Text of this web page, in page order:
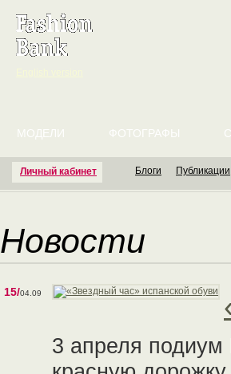
Личный кабинет
МОДЕЛИ ФОТОГРАФЫ
Блоги Публикации
Новости
15/04.09
3 апреля подиум